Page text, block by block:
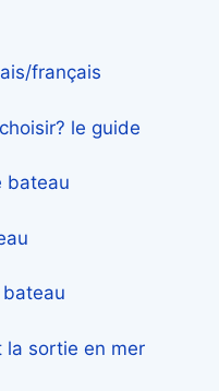
français
le guide
bateau
bateau
la sortie en mer